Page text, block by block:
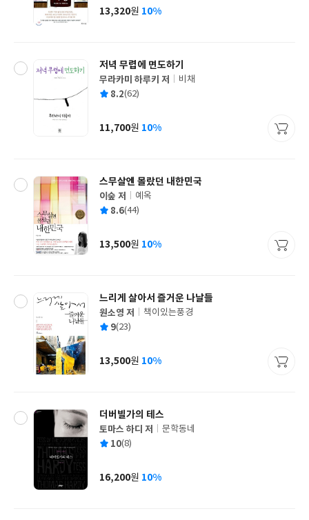
사
가
13,320원 10%
저녁 무렵에 면도하기
글
쓴
무라카미 하루키 저
출
사
비채
평 8.2(62)
가
11,700원 10%
스무살엔 몰랐던 내한민국
글
쓴
이숲 저
출
사
예옥
평 8.6(44)
가
13,500원 10%
느리게 살아서 즐거운 나날들
글
쓴
원소영 저
출
사
책이있는풍경
평 9(23)
가
13,500원 10%
더버빌가의 테스
글
쓴
토마스 하디 저
출
사
문학동네
평 10(8)
가
16,200원 10%